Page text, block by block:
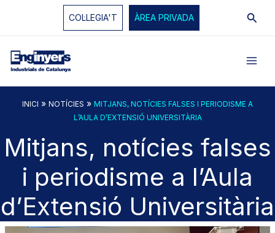
COL·LEGIA'T ÀREA PRIVADA
INICI » NOTÍCIES » MITJANS, NOTÍCIES FALSES I PERIODISME A
L’AULA D’EXTENSIÓ UNIVERSITÀRIA
Mitjans, notícies falses
i periodisme a l’Aula
d’Extensió Universitària